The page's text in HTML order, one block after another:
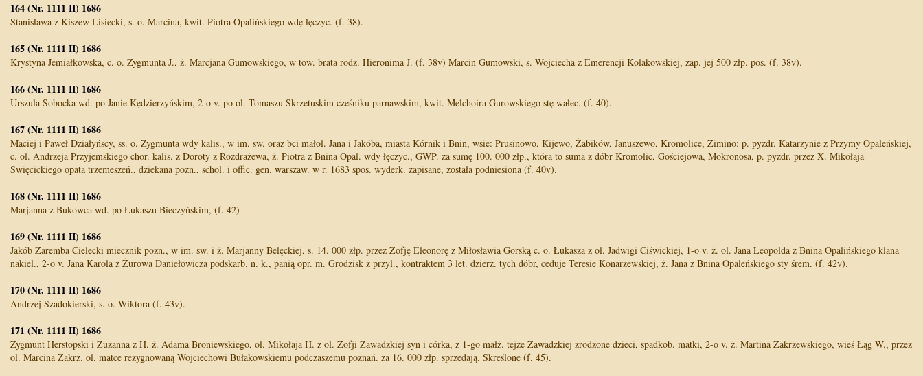
164 (Nr. 1111 II) 1686
Stanisława z Kiszew Lisiecki, s. o. Marcina, kwit. Piotra Opalińskiego wdę łęczyc. (f. 38).
165 (Nr. 1111 II) 1686
Krystyna Jemiałkowska, c. o. Zygmunta J., ż. Marcjana Gumowskiego, w tow. brata rodz. Hieronima J. (f. 38v) Marcin Gumowski, s. Wojciecha z Emerencji Kolakowskiej, zap. jej 500 złp. pos. (f. 38v).
166 (Nr. 1111 II) 1686
Urszula Sobocka wd. po Janie Kędzierzyńskim, 2-o v. po ol. Tomaszu Skrzetuskim cześniku parnawskim, kwit. Melchoira Gurowskiego stę wałec. (f. 40).
167 (Nr. 1111 II) 1686
Maciej i Paweł Działyńscy, ss. o. Zygmunta wdy kalis., w im. sw. oraz bci małol. Jana i Jakóba, miasta Kórnik i Bnin, wsie: Prusinowo, Kijewo, Żabików, Januszewo, Kromolice, Zimino; p. pyzdr. Katarzynie z Przymy Opaleńskiej,
c. ol. Andrzeja Przyjemskiego chor. kalis. z Doroty z Rozdrażewa, ż. Piotra z Bnina Opal. wdy łęczyc., GWP. za sumę 100. 000 złp., która to suma z dóbr Kromolic, Gościejowa, Mokronosa, p. pyzdr. przez X. Mikołaja
Swięcickiego opata trzemeszeń., dziekana pozn., schol. i offic. gen. warszaw. w r. 1683 spos. wyderk. zapisane, została podniesiona (f. 40v).
168 (Nr. 1111 II) 1686
Marjanna z Bukowca wd. po Łukaszu Bieczyńskim, (f. 42)
169 (Nr. 1111 II) 1686
Jakób Zaremba Cielecki miecznik pozn., w im. sw. i ż. Marjanny Belęckiej, s. 14. 000 złp. przez Zofję Eleonorę z Miłosławia Gorską c. o. Łukasza z ol. Jadwigi Ciświckiej, 1-o v. ż. ol. Jana Leopolda z Bnina Opalińskiego klana
nakiel., 2-o v. Jana Karola z Żurowa Daniełowicza podskarb. n. k., panią opr. m. Grodzisk z przyl., kontraktem 3 let. dzierż. tych dóbr, ceduje Teresie Konarzewskiej, ż. Jana z Bnina Opaleńskiego sty śrem. (f. 42v).
170 (Nr. 1111 II) 1686
Andrzej Szadokierski, s. o. Wiktora (f. 43v).
171 (Nr. 1111 II) 1686
Zygmunt Herstopski i Zuzanna z H. ż. Adama Broniewskiego, ol. Mikołaja H. z ol. Zofji Zawadzkiej syn i córka, z 1-go małż. tejże Zawadzkiej zrodzone dzieci, spadkob. matki, 2-o v. ż. Martina Zakrzewskiego, wieś Łąg W., przez
ol. Marcina Zakrz. ol. matce rezygnowaną Wojciechowi Bułakowskiemu podczaszemu poznań. za 16. 000 złp. sprzedają. Skreślone (f. 45).